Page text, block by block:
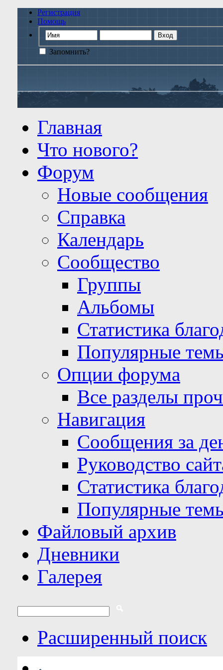
Регистрация
Помощь
Запомнить?
Главная
Что нового?
Форум
Новые сообщения
Справка
Календарь
Сообщество
Группы
Альбомы
Статистика
Популярные
Опции форума
Все разделы
Навигация
Сообщения за
Руководство
Статистика
Популярные
Файловый архив
Дневники
Галерея
Расширенный поиск